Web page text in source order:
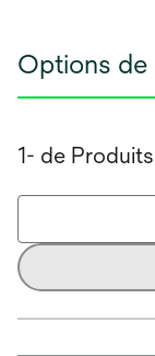
Options
1- de Produits